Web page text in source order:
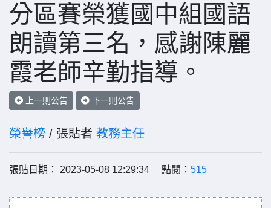
分區賽榮獲國中組國語
朗讀第三名，感謝陳麗
霞老師辛勤指導。
上一則公告 下一則公告
榮譽榜 / 張貼者 教務主任
張貼日期： 2023-05-08 12:29:34 點閱： 515